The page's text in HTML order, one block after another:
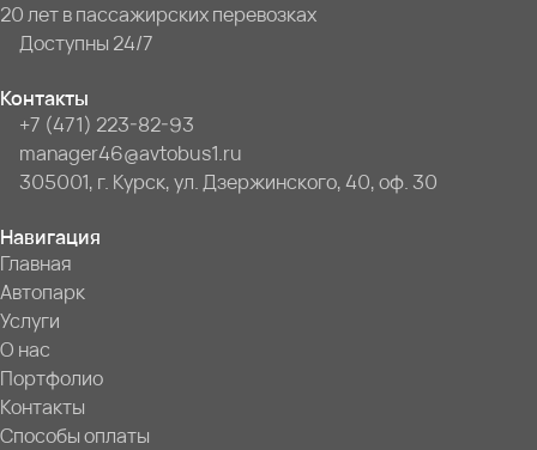
20 лет в пассажирских перевозках
Доступны 24/7
Контакты
+7 (471) 223-82-93
manager46@avtobus1.ru
305001, г. Курск, ул. Дзержинского, 40, оф. 30
Навигация
Главная
Автопарк
Услуги
О нас
Портфолио
Контакты
Способы оплаты